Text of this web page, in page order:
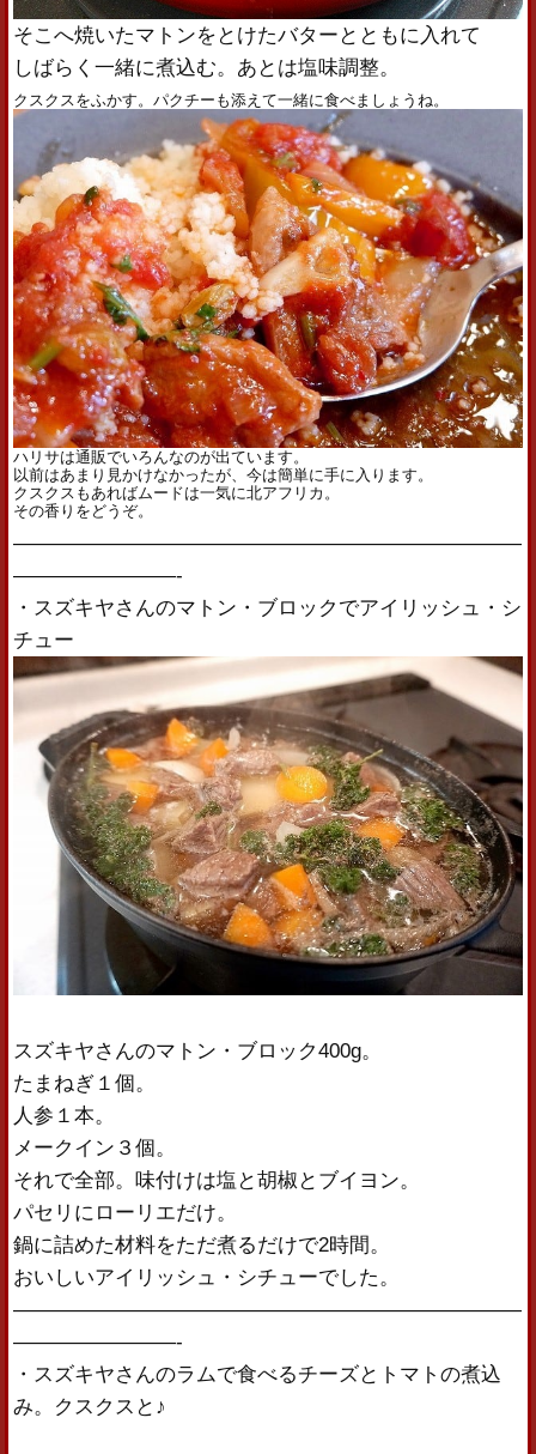
そこへ焼いたマトンをとけたバターとともに入れて
しばらく一緒に煮込む。あとは塩味調整。
クスクスをふかす。パクチーも添えて一緒に食べましょうね。
ハリサは通販でいろんなのが出ています。
以前はあまり見かけなかったが、今は簡単に手に入ります。
クスクスもあればムードは一気に北アフリカ。
その香りをどうぞ。
—————————————————————————
————————-
・スズキヤさんのマトン・ブロックでアイリッシュ・シ
チュー
スズキヤさんのマトン・ブロック400g。
たまねぎ１個。
人参１本。
メークイン３個。
それで全部。味付けは塩と胡椒とブイヨン。
パセリにローリエだけ。
鍋に詰めた材料をただ煮るだけで2時間。
おいしいアイリッシュ・シチューでした。
—————————————————————————
————————-
・スズキヤさんのラムで食べるチーズとトマトの煮込
み。クスクスと♪